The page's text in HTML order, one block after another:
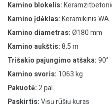
Kamino blokelis:
Kamino įdėklas:Keramikinis WA
Kamino diametras:Ø180 mm
Kamino aukštis:8,5 m
Trišakio pajungimo atšaka:90°
Kamino svoris: 1063 kg
Pakuotė:2 pal.
Paskirtis:Visų rūšių kuras